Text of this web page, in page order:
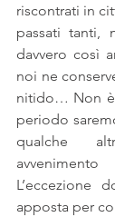
riscontrati in
passati tanti,
davvero così
noi ne
nitido… Non è
periodo
qualche
L’eccezione
apposta per